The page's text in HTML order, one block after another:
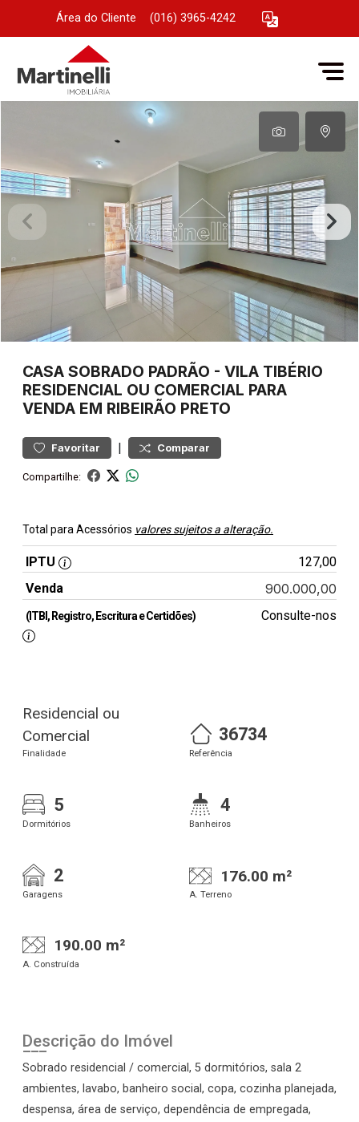
Área do Cliente (016) 3965-4242
CASA SOBRADO PADRÃO - VILA TIBÉRIO
RESIDENCIAL OU COMERCIAL PARA
VENDA EM RIBEIRÃO PRETO
Favoritar | Comparar
Compartilhe:
Total para Acessórios valores sujeitos a alteração.
IPTU
127,00
Venda
900.000,00
(ITBI, Registro, Escritura e Certidões) Consulte-nos
Residencial ou
Comercial
Finalidade
36734
Referência
5
Dormitórios
4
Banheiros
2
Garagens
176.00 m²
A. Terreno
190.00 m²
A. Construída
Descrição do Imóvel
Sobrado residencial / comercial, 5 dormitórios, sala 2
ambientes, lavabo, banheiro social, copa, cozinha planejada,
despensa, área de serviço, dependência de empregada,